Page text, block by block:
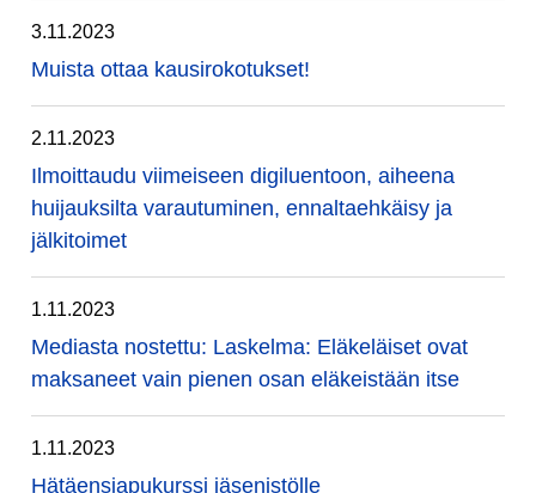
3.11.2023
Muista ottaa kausirokotukset!
2.11.2023
Ilmoittaudu viimeiseen digiluentoon, aiheena
huijauksilta varautuminen, ennaltaehkäisy ja
jälkitoimet
1.11.2023
Mediasta nostettu: Laskelma: Eläkeläiset ovat
maksaneet vain pienen osan eläkeistään itse
1.11.2023
Hätäensiapukurssi jäsenistölle